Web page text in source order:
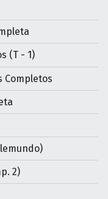
(T - 1)
Completos
2)